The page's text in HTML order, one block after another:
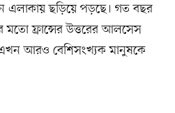
এলাকায় ছড়িয়ে পড়ছে। গত বছর
মতো ফ্রান্সের উত্তরের আলসেস
আরও বেশিসংখ্যক মানুষকে